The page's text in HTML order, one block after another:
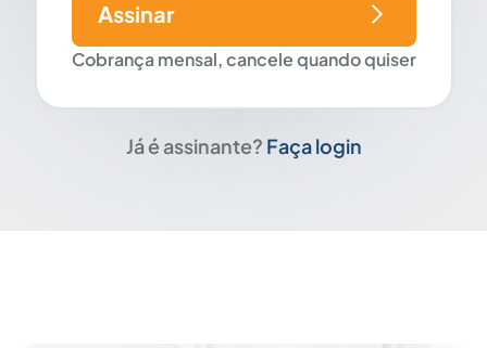
Cobrança mensal, cancele quando quiser
Assinar
Já é assinante? Faça login